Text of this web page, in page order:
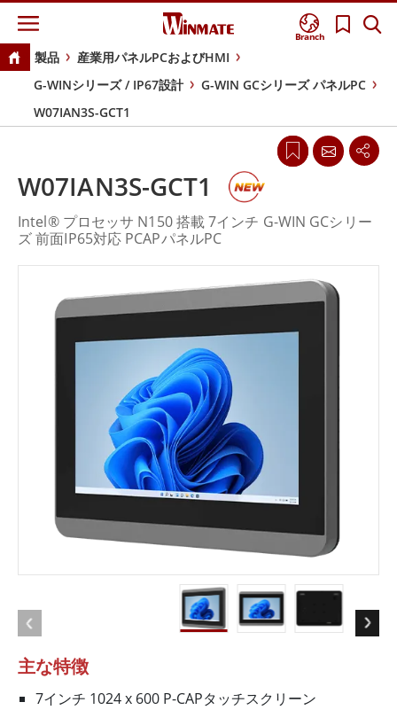
Branch
製品
産業用パネルPCおよびHMI
G-WINシリーズ / IP67設計
G-WIN GCシリーズ パネルPC
W07IAN3S-GCT1
主な特徴
7インチ 1024 x 600 P-CAPタッチスクリーン
W07IAN3S-GCT1
Intel® プロセッサ N150 搭載 7インチ G-WIN GCシリー
ズ 前面IP65対応 PCAPパネルPC